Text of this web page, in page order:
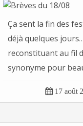
Ça sent la fin des
déjà quelques
reconstituant au fil
synonyme pour
 17 août